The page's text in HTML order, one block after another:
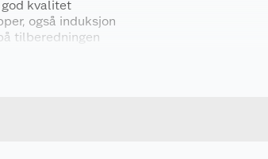
kvalitet
også induksjon
tilberedningen
like effektivt som aluminium, men